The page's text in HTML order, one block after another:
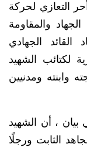
التعازي لحركة
والمقاومة
القائد الجهادي
لكتائب الشهيد
وابنته ومدنيين
بيان ، أن الشهيد
الثابت ورجلًا